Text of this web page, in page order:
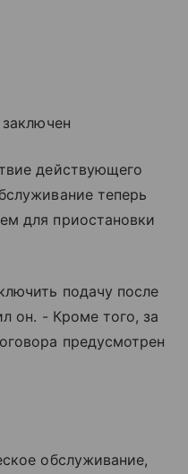
действующего
теперь
для приостановки
подачу после
он. - Кроме того, за
предусмотрен
обслуживание,